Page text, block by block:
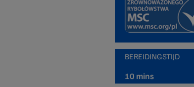
BEREIDINGSTIJD
10 mins